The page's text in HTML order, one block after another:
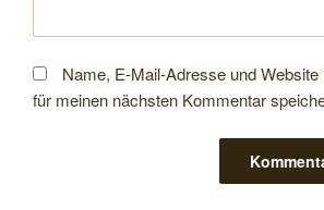
Name, E-Mail-Adresse und
für meinen nächsten Kommentar